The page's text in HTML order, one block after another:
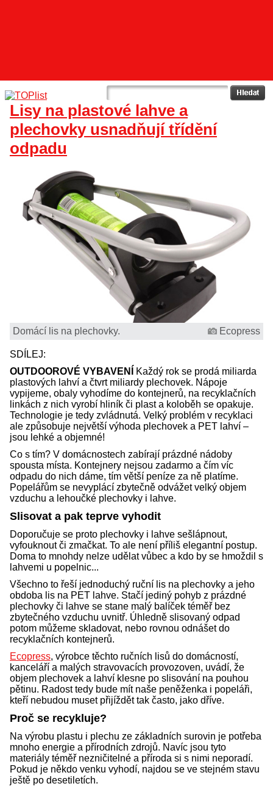
Lisy na plastové lahve a
plechovky usnadňují třídění
odpadu
Domácí lis na plechovky. Ecopress
SDÍLEJ:
OUTDOOROVÉ VYBAVENÍ
Každý rok se prodá miliarda
plastových lahví a čtvrt miliardy plechovek. Nápoje
vypijeme, obaly vyhodíme do kontejnerů, na recyklačních
linkách z nich vyrobí hliník či plast a koloběh se opakuje.
Technologie je tedy zvládnutá. Velký problém v recyklaci
ale způsobuje největší výhoda plechovek a PET lahví –
jsou lehké a objemné!
Co s tím? V domácnostech zabírají prázdné nádoby
spousta místa. Kontejnery nejsou zadarmo a čím víc
odpadu do nich dáme, tím větší peníze za ně platíme.
Popelářům se nevyplácí zbytečně odvážet velký objem
vzduchu a lehoučké plechovky i lahve.
Slisovat a pak teprve vyhodit
Doporučuje se proto plechovky i lahve sešlápnout,
vyfouknout či zmačkat. To ale není příliš elegantní postup.
Doma to mnohdy nelze udělat vůbec a kdo by se hmoždil s
lahvemi u popelnic...
Všechno to řeší jednoduchý ruční lis na plechovky a jeho
obdoba lis na PET lahve. Stačí jediný pohyb z prázdné
plechovky či lahve se stane malý balíček téměř bez
zbytečného vzduchu uvnitř. Úhledně slisovaný odpad
potom můžeme skladovat, nebo rovnou odnášet do
recyklačních kontejnerů.
Ecopress, výrobce těchto ručních lisů do domácností,
kanceláří a malých stravovacích provozoven, uvádí, že
objem plechovek a lahví klesne po slisování na pouhou
pětinu. Radost tedy bude mít naše peněženka i popeláři,
kteří nebudou muset přijíždět tak často, jako dříve.
Proč se recykluje?
Na výrobu plastu i plechu ze základních surovin je potřeba
mnoho energie a přírodních zdrojů. Navíc jsou tyto
materiály téměř nezničitelné a příroda si s nimi neporadí.
Pokud je někdo venku vyhodí, najdou se ve stejném stavu
ještě po desetiletích.